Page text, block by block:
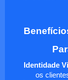
Identidade
os